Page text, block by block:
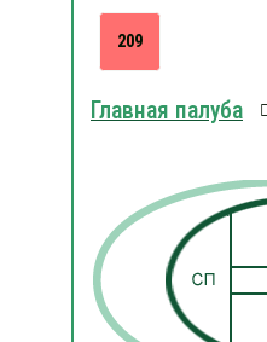
209
Главная палуба